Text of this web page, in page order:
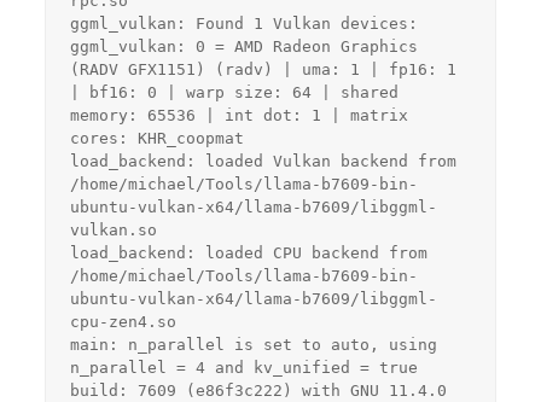
ggml_vulkan: Found 1 Vulkan devices:
ggml_vulkan: 0 = AMD Radeon Graphics
(RADV GFX1151) (radv) | uma: 1 | fp16: 1
| bf16: 0 | warp size: 64 | shared
memory: 65536 | int dot: 1 | matrix
cores: KHR_coopmat
load_backend: loaded Vulkan backend from
/home/michael/Tools/llama-b7609-bin-
ubuntu-vulkan-x64/llama-b7609/libggml-
vulkan.so
load_backend: loaded CPU backend from
/home/michael/Tools/llama-b7609-bin-
ubuntu-vulkan-x64/llama-b7609/libggml-
cpu-zen4.so
main: n_parallel is set to auto, using
n_parallel = 4 and kv_unified = true
build: 7609 (e86f3c222) with GNU 11.4.0